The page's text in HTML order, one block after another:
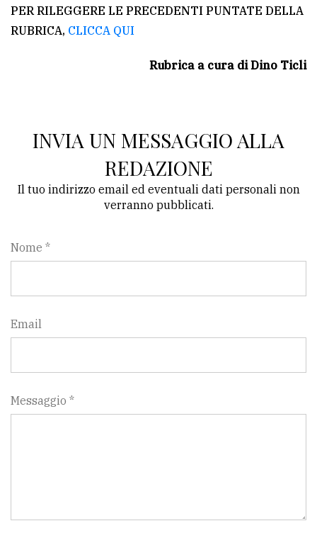
PER RILEGGERE LE PRECEDENTI PUNTATE DELLA
RUBRICA, CLICCA QUI
Rubrica a cura di Dino Ticli
INVIA UN MESSAGGIO ALLA
REDAZIONE
Il tuo indirizzo email ed eventuali dati personali non
verranno pubblicati.
Nome *
Email
Messaggio *